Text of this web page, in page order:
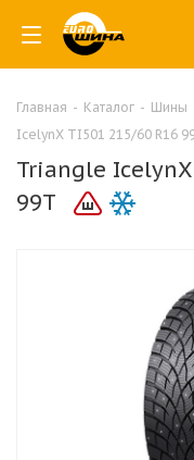
Главная - Каталог - Шины
IcelynX TI501 215/60 R16
Triangle
99T